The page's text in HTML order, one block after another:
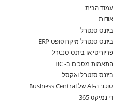
עמוד הבית
אודות
ביזנס סנטרל
ביזנס סנטרל מיקרוסופט ERP
פריוריטי או ביזנס סנטרל
התאמות מסכים ב- BC
ביזנס סנטרל ואקסל
סוכני ה-AI של Business Central
דיינמיקס 365